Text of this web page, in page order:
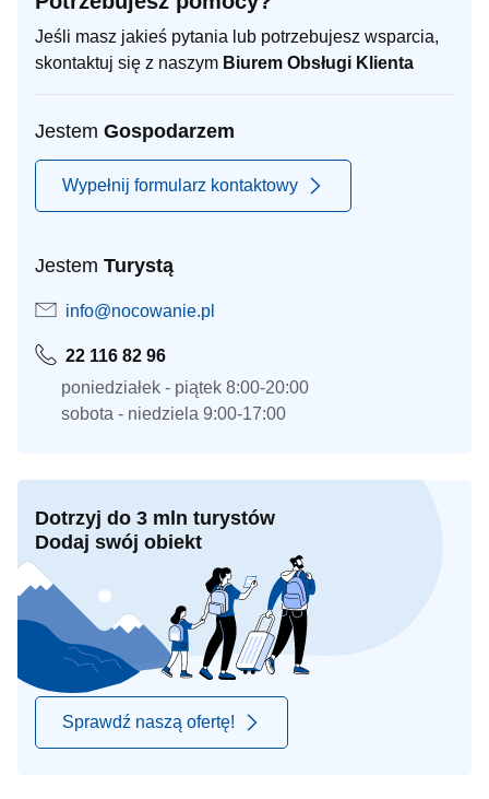
Jeśli masz jakieś pytania lub potrzebujesz wsparcia,
skontaktuj się z naszym Biurem Obsługi Klienta
Jestem Gospodarzem
Wypełnij formularz kontaktowy
Jestem Turystą
info@nocowanie.pl
22 116 82 96
poniedziałek - piątek 8:00-20:00
sobota - niedziela 9:00-17:00
Dotrzyj do 3 mln turystów
Dodaj swój obiekt
Sprawdź naszą ofertę!